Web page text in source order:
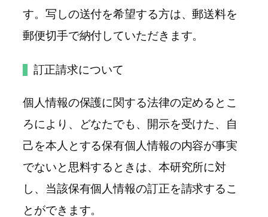
す。写しの送付を希望する方は、郵送料を
郵便切手で納付していただきます。
訂正請求について
個人情報の保護に関する法律の定めるとこ
ろにより、どなたでも、開示を受けた、自
己を本人とする保有個人情報の内容が事実
でないと思料するときは、本研究所に対
し、当該保有個人情報の訂正を請求するこ
とができます。